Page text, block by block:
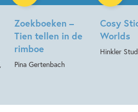
Zoekboeken –
Tien tellen in de
rimboe
Pina Gertenbach
Cosy
Worlds
Hinkler